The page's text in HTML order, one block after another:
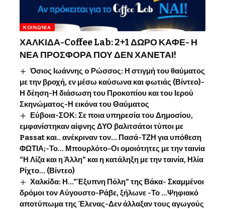
ΚΟΙΝΩΝΊΑ
ΧΑΛΚΙΔΑ-Coffee Lab: 2+1 ΔΩΡΟ ΚΑΦΕ- Η
ΝΕΑ ΠΡΟΣΦΟΡΑ ΠΟΥ ΔΕΝ ΧΑΝΕΤΑΙ!
Όσιος Ιωάννης o Ρώσσος: Η στιγμή του θαύματος
με την βροχή, εν μέσω καύσωνα και φωτιάς (Βίντεο)-
Η δέηση-Η διάσωση του Προκοπίου και του Ιερού
Σκηνώματος-Η εικόνα του Θαύματος
Εύβοια-ΣΟΚ: Σε ποια υπηρεσία του Δημοσίου,
εμφανίστηκαν αίφνης ΔΥΟ βαλιτσάτοι τύποι με
Passat και.. ανέκριναν τον… Πασά-ΤΖΗ για υπόθεση
ΦΩΤΙΑ;-Το… Μπουρλότο-Οι ομοιότητες με την ταινία
“Η Λίζα και η Άλλη” και η κατάληξη με την ταινία, Ηλία
Ρίχτο… (Βίντεο)
Χαλκίδα: Η…”Έξυπνη Πόλη” της Βάκα- Σκαμμένοι
δρόμοι τον Αύγουστο-Ράβε, ξήλωνε -Το …Ψηφιακό
αποτύπωμα της Έλενας-Δεν άλλαξαν τους αγωγούς